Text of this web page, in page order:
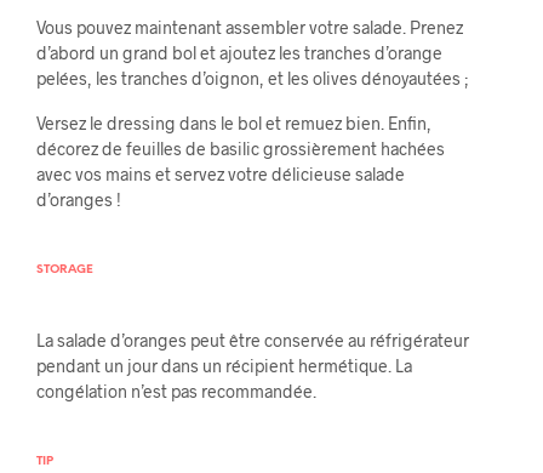
Vous pouvez maintenant assembler votre salade. Prenez
d’abord un grand bol et ajoutez les tranches d’orange
pelées, les tranches d’oignon, et les olives dénoyautées ;
Versez le dressing dans le bol et remuez bien. Enfin,
décorez de feuilles de basilic grossièrement hachées
avec vos mains et servez votre délicieuse salade
d’oranges !
STORAGE
La salade d’oranges peut être conservée au réfrigérateur
pendant un jour dans un récipient hermétique. La
congélation n’est pas recommandée.
TIP